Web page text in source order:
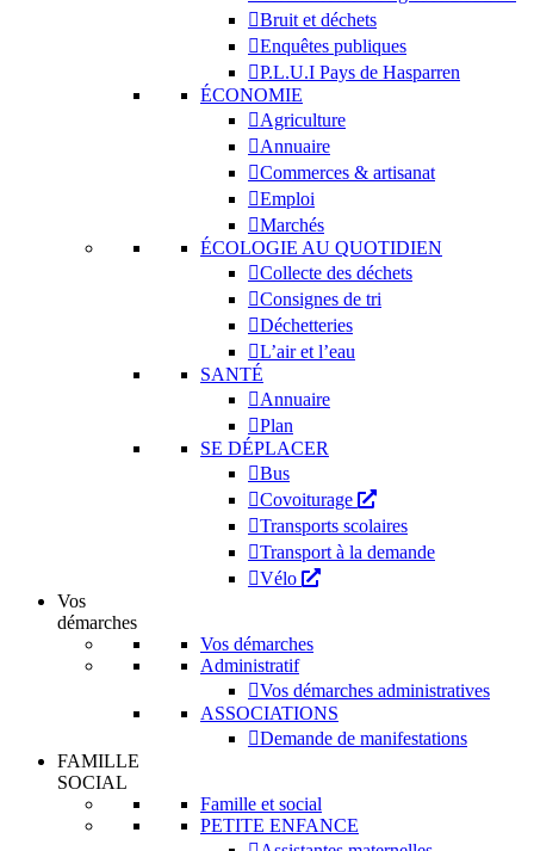
Bruit et déchets
Enquêtes publiques
P.L.U.I Pays de Hasparren
ÉCONOMIE
Agriculture
Annuaire
Commerces & artisanat
Emploi
Marchés
ÉCOLOGIE AU QUOTIDIEN
Collecte des déchets
Consignes de tri
Déchetteries
L’air et l’eau
SANTÉ
Annuaire
Plan
SE DÉPLACER
Bus
Covoiturage
Transports scolaires
Transport à la demande
Vélo
Vos
démarches
Vos démarches
Administratif
Vos démarches administratives
ASSOCIATIONS
Demande de manifestations
FAMILLE
SOCIAL
Famille et social
PETITE ENFANCE